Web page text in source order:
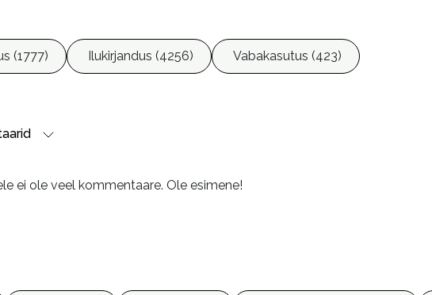
(1777) Ilukirjandus (4256) Vabakasutus (423)
ei ole veel kommentaare. Ole esimene!